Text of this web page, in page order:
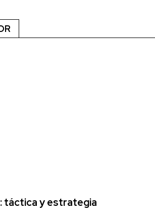
táctica y estrategia